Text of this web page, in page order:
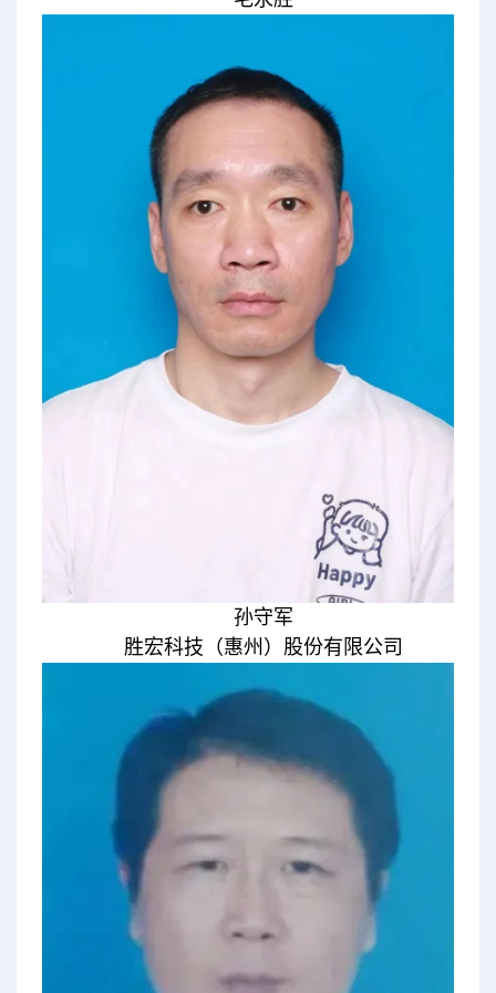
孙守军
胜宏科技（惠州）股份有限公司